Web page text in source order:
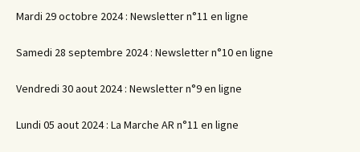
Mardi 29 octobre 2024 : Newsletter n°11 en ligne
Samedi 28 septembre 2024 : Newsletter n°10 en ligne
Vendredi 30 aout 2024 : Newsletter n°9 en ligne
Lundi 05 aout 2024 : La Marche AR n°11 en ligne